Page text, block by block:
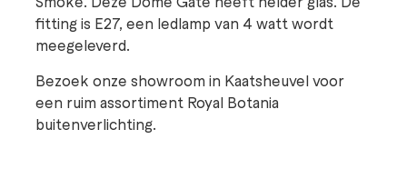
fitting is E27, een ledlamp van 4 watt wordt
meegeleverd.
Bezoek onze showroom in Kaatsheuvel voor
een ruim assortiment Royal Botania
buitenverlichting.